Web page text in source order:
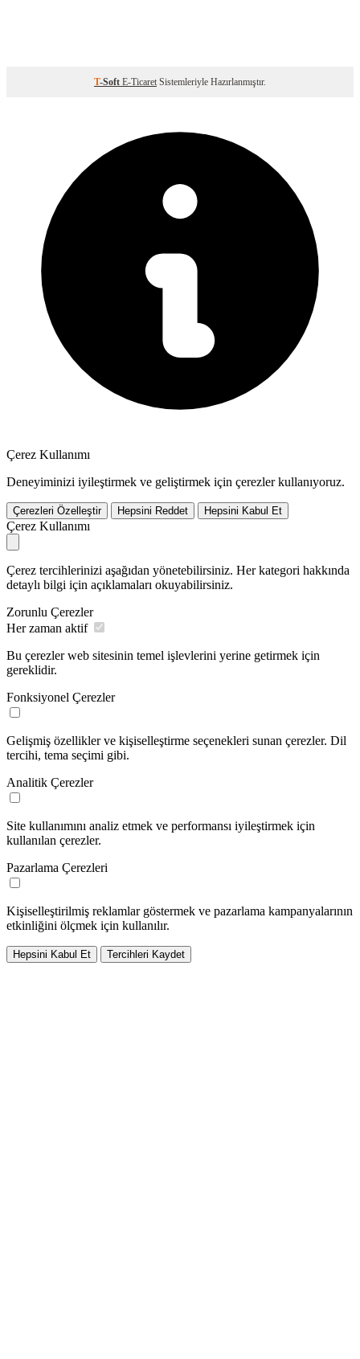
T-Soft E-Ticaret Sistemleriyle Hazırlanmıştır.
Çerez Kullanımı
Deneyiminizi iyileştirmek ve geliştirmek için çerezler kullanıyoruz.
Çerezleri Özelleştir Hepsini Reddet Hepsini Kabul Et
Çerez Kullanımı
Çerez tercihlerinizi aşağıdan yönetebilirsiniz. Her kategori hakkında
detaylı bilgi için açıklamaları okuyabilirsiniz.
Zorunlu Çerezler
Her zaman aktif
Bu çerezler web sitesinin temel işlevlerini yerine getirmek için
gereklidir.
Fonksiyonel Çerezler
Gelişmiş özellikler ve kişiselleştirme seçenekleri sunan çerezler. Dil
tercihi, tema seçimi gibi.
Analitik Çerezler
Site kullanımını analiz etmek ve performansı iyileştirmek için
kullanılan çerezler.
Pazarlama Çerezleri
Kişiselleştirilmiş reklamlar göstermek ve pazarlama kampanyalarının
etkinliğini ölçmek için kullanılır.
Hepsini Kabul Et Tercihleri Kaydet